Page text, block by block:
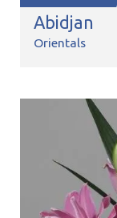
Abidjan
Orientals